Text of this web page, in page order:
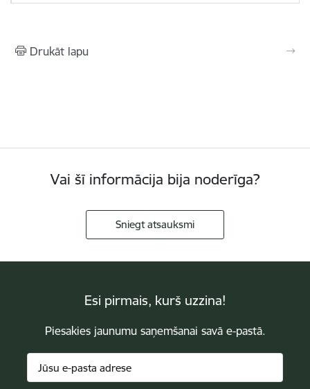
Drukāt lapu
Vai šī informācija bija noderīga?
Sniegt atsauksmi
Esi pirmais, kurš uzzina!
Piesakies jaunumu saņemšanai savā e-pastā.